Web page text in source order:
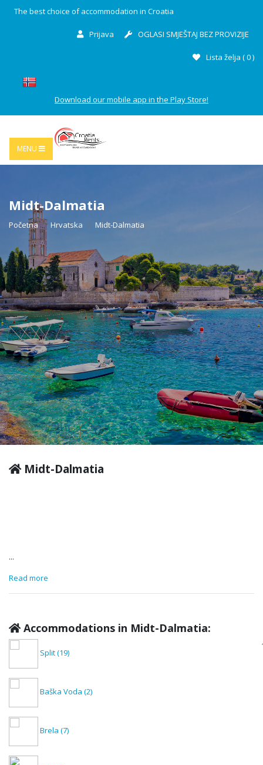
The best choice of accommodation in Croatia
Prijava OGLASI SMJEŠTAJ BEZ PROVIZIJE
Lista želja (0)
Download our mobile app in the Play Store!
MENU
Midt-Dalmatia
Početna Hrvatska Midt-Dalmatia
Midt-Dalmatia
...
Read more
Accommodations in Midt-Dalmatia:
Split(19)
Baška Voda (2)
Brela (7)